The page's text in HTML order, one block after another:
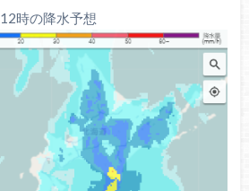
12時の降水予想